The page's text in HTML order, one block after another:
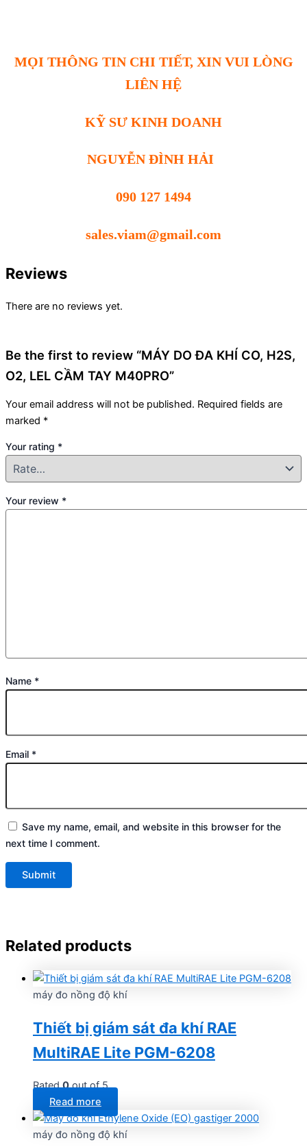
MỌI THÔNG TIN CHI TIẾT, XIN VUI LÒNG
LIÊN HỆ
KỸ SƯ KINH DOANH
NGUYỄN ĐÌNH HẢI
090 127 1494
sales.viam@gmail.com
Reviews
There are no reviews yet.
Be the first to review “MÁY DO ĐA KHÍ CO, H2S,
O2, LEL CẦM TAY M40PRO”
Your email address will not be published. Required fields are
marked *
Your rating *
Your review *
Name *
Email *
Save my name, email, and website in this browser for the
next time I comment.
Related products
máy đo nồng độ khí
Thiết bị giám sát đa khí RAE
MultiRAE Lite PGM-6208
Rated0out of 5
Read more
máy đo nồng độ khí